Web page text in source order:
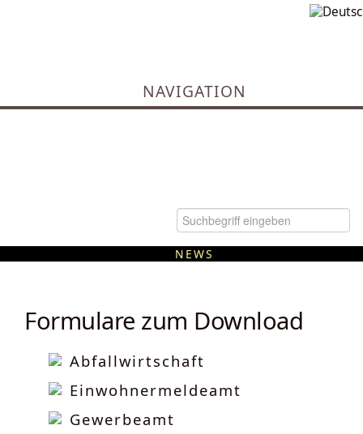
NAVIGATION
NEWS
Formulare zum Download
Abfallwirtschaft
Einwohnermeldeamt
Gewerbeamt